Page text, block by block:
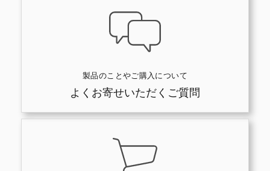
製品のことやご購入について
よくお寄せいただくご質問